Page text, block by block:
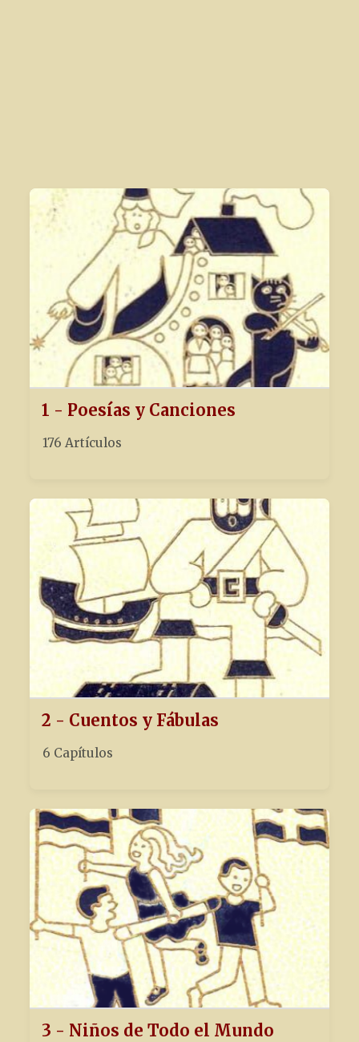
1 - Poesías y Canciones
176 Artículos
2 - Cuentos y Fábulas
6 Capítulos
3 - Niños de Todo el Mundo